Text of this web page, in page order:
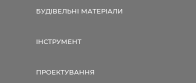
БУДІВЕЛЬНІ МАТЕРІАЛИ
ІНСТРУМЕНТ
ПРОЕКТУВАННЯ